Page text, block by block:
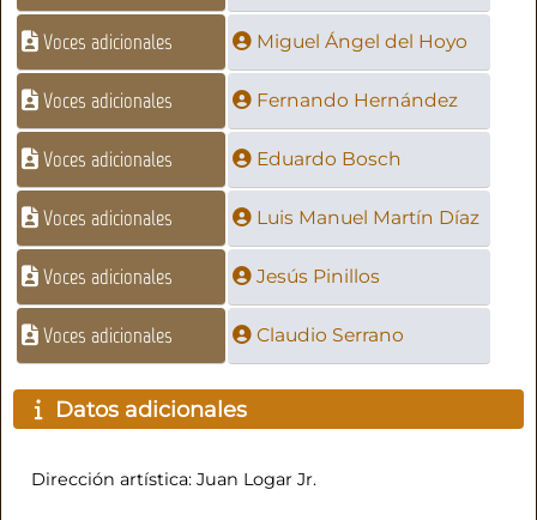
Voces adicionales Miguel Ángel del Hoyo
Voces adicionales Fernando Hernández
Voces adicionales Eduardo Bosch
Voces adicionales Luis Manuel Martín Díaz
Voces adicionales Jesús Pinillos
Voces adicionales Claudio Serrano
Datos adicionales
Dirección artística: Juan Logar Jr.